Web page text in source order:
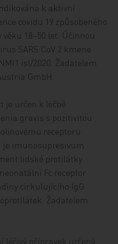
k aktivní
covidu 19 způsobeného
18−50 let. Účinnou
irus SARS CoV 2 kmene
isl/2020 Žadatelem
GmbH.
je určen k léčbě
gravis s pozitivitou
receptoru
je imunosupresivum
lidské protilátky
Fc receptor
cirkulujícího IgG
Žadatelem
léčivý přípravek určený